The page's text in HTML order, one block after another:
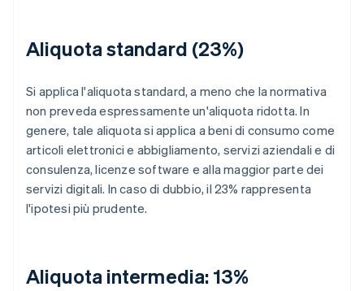
Aliquota standard (23%)
Si applica l'aliquota standard, a meno che la normativa
non preveda espressamente un'aliquota ridotta. In
genere, tale aliquota si applica a beni di consumo come
articoli elettronici e abbigliamento, servizi aziendali e di
consulenza, licenze software e alla maggior parte dei
servizi digitali. In caso di dubbio, il 23% rappresenta
l'ipotesi più prudente.
Aliquota intermedia: 13%